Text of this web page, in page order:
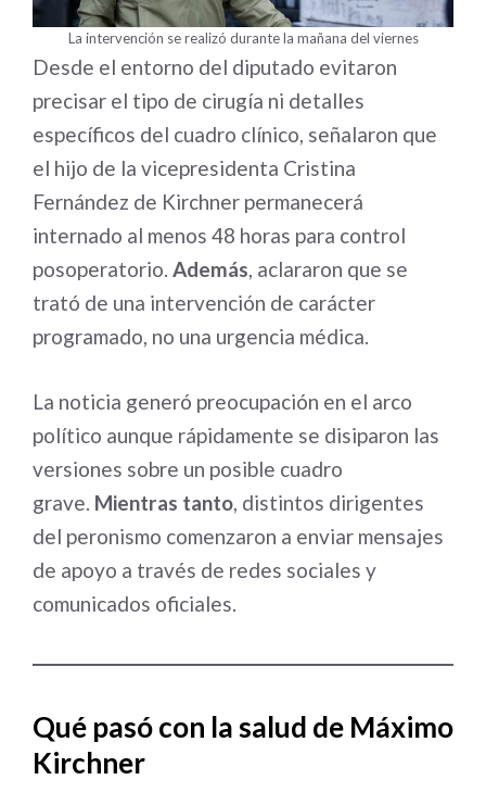
La intervención se realizó durante la mañana del viernes
Desde el entorno del diputado evitaron
precisar el tipo de cirugía ni detalles
específicos del cuadro clínico, señalaron que
el hijo de la vicepresidenta Cristina
Fernández de Kirchner permanecerá
internado al menos 48 horas para control
posoperatorio. Además, aclararon que se
trató de una intervención de carácter
programado, no una urgencia médica.
La noticia generó preocupación en el arco
político aunque rápidamente se disiparon las
versiones sobre un posible cuadro
grave. Mientras tanto, distintos dirigentes
del peronismo comenzaron a enviar mensajes
de apoyo a través de redes sociales y
comunicados oficiales.
Qué pasó con la salud de Máximo
Kirchner